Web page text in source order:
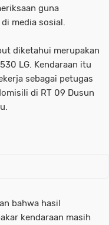
guna
media sosial.
diketahui merupakan
LG. Kendaraan itu
sebagai petugas
di RT 09 Dusun
bahwa hasil
kendaraan masih